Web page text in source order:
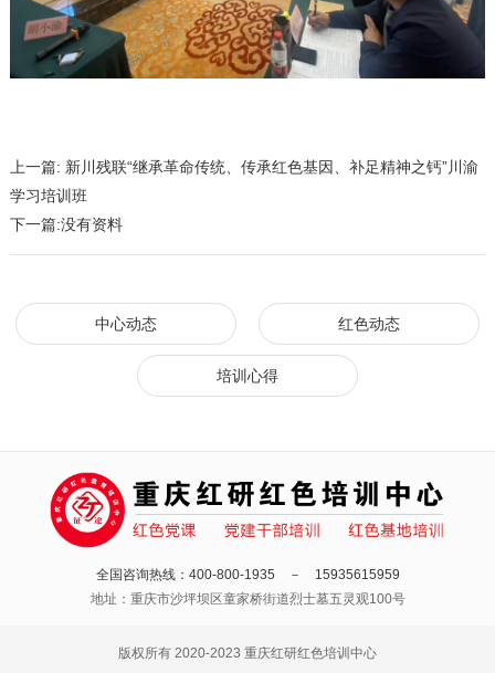
上一篇: 新川残联“继承革命传统、传承红色基因、补足精神之钙”川渝
学习培训班
下一篇:没有资料
中心动态 红色动态
培训心得
全国咨询热线：400-800-1935 － 15935615959
地址：重庆市沙坪坝区童家桥街道烈士墓五灵观100号
版权所有 2020-2023 重庆红研红色培训中心